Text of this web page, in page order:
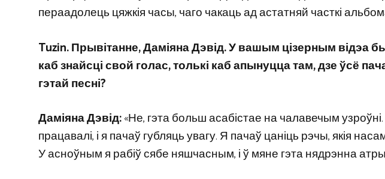
пераадолець цяжкія часы, чаго чакаць ад астатняй часткі
Tuzin. Прывітанне, Даміяна Дэвід. У вашым цізерным відэа
каб знайсці свой голас, толькі каб апынуцца там, дзе ўсё
гэтай песні?
Даміяна Дэвід:«Не, гэта больш асабістае на чалавечым
працавалі, і я пачаў губляць увагу. Я пачаў цаніць рэчы, якія
У асноўным я рабіў сябе няшчасным, і ў мяне гэта нядрэнна